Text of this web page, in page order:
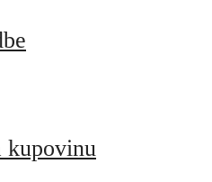
kupovinu